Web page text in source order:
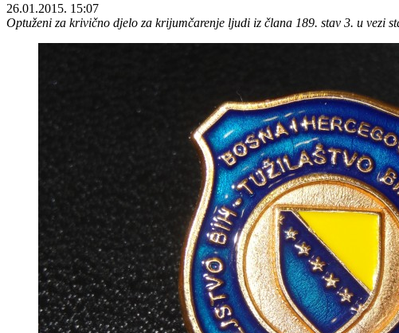
26.01.2015. 15:07
Optuženi za krivično djelo za krijumčarenje ljudi iz člana 189. stav 3. u vezi